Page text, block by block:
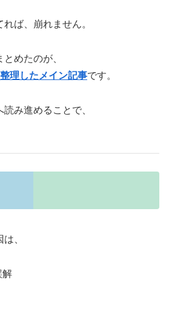
ば、崩れません。
めたのが、
理したメイン記事です。
み進めることで、
、
解